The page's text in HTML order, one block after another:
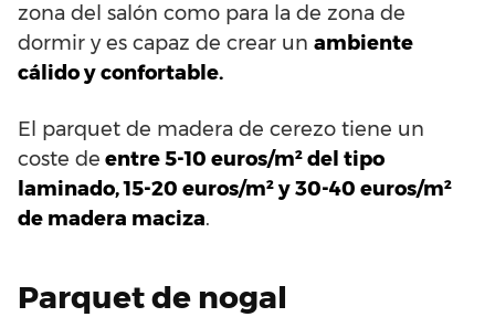
zona del salón como para la de zona de
dormir y es capaz de crear un ambiente
cálido y confortable.
El parquet de madera de cerezo tiene un
coste de entre 5-10 euros/m² del tipo
laminado, 15-20 euros/m² y 30-40 euros/m²
de madera maciza.
Parquet de nogal